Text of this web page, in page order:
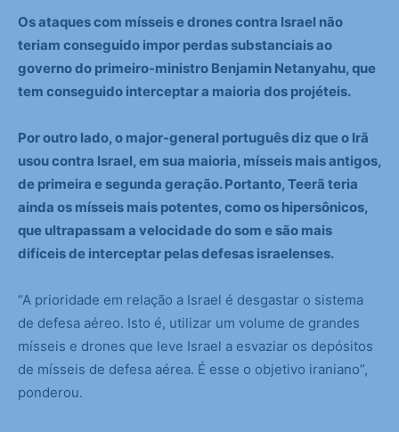
Os ataques com mísseis e drones contra Israel não
teriam conseguido impor perdas substanciais ao
governo do primeiro-ministro Benjamin Netanyahu, que
tem conseguido interceptar a maioria dos projéteis.
Por outro lado, o major-general português diz que o Irã
usou contra Israel, em sua maioria, mísseis mais antigos,
de primeira e segunda geração. Portanto, Teerã teria
ainda os mísseis mais potentes, como os hipersônicos,
que ultrapassam a velocidade do som e são mais
difíceis de interceptar pelas defesas israelenses.
“A prioridade em relação a Israel é desgastar o sistema
de defesa aéreo. Isto é, utilizar um volume de grandes
mísseis e drones que leve Israel a esvaziar os depósitos
de mísseis de defesa aérea. É esse o objetivo iraniano”,
ponderou.